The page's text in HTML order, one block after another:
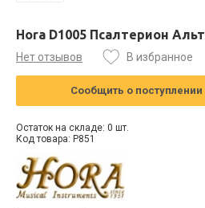
Hora D1005 Псалтерион Альт
Нет отзывов В избранное
Сообщить о поступлении
Остаток на складе: 0 шт.
Код товара: P851